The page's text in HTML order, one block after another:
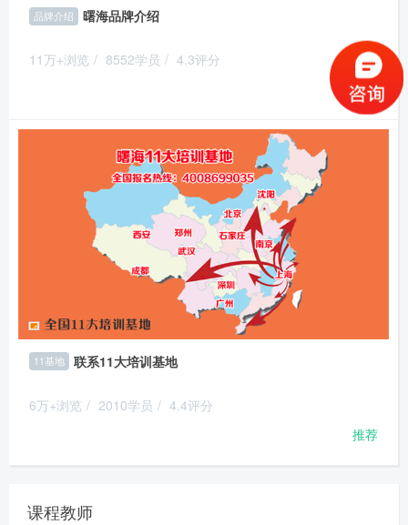
品牌介绍 曙海品牌介绍
11万+浏览 / 8552学员 / 4.3评分
推荐
11基地 联系11大培训基地
6万+浏览 / 2010学员 / 4.4评分
推荐
课程教师